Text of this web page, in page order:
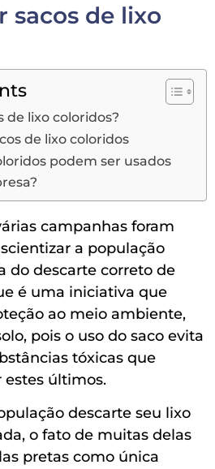
sacos de lixo
de lixo coloridos?
de lixo coloridos
podem ser usados
campanhas foram
a população
do descarte correto de
é uma iniciativa que
ao meio ambiente,
pois o uso do saco evita
tóxicas que
últimos.
descarte seu lixo
o fato de muitas delas
pretas como única